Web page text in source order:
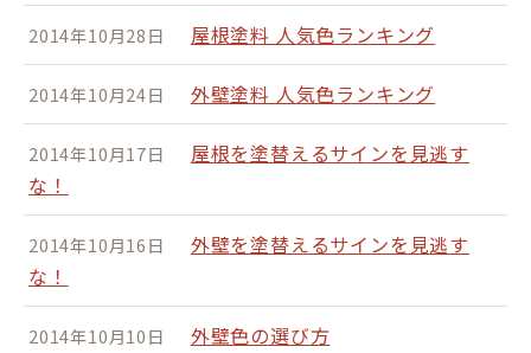
2014年10月28日 屋根塗料 人気色ランキング
2014年10月24日 外壁塗料 人気色ランキング
2014年10月17日
屋根を塗替えるサインを見逃す
な！
2014年10月16日
外壁を塗替えるサインを見逃す
な！
2014年10月10日 外壁色の選び方